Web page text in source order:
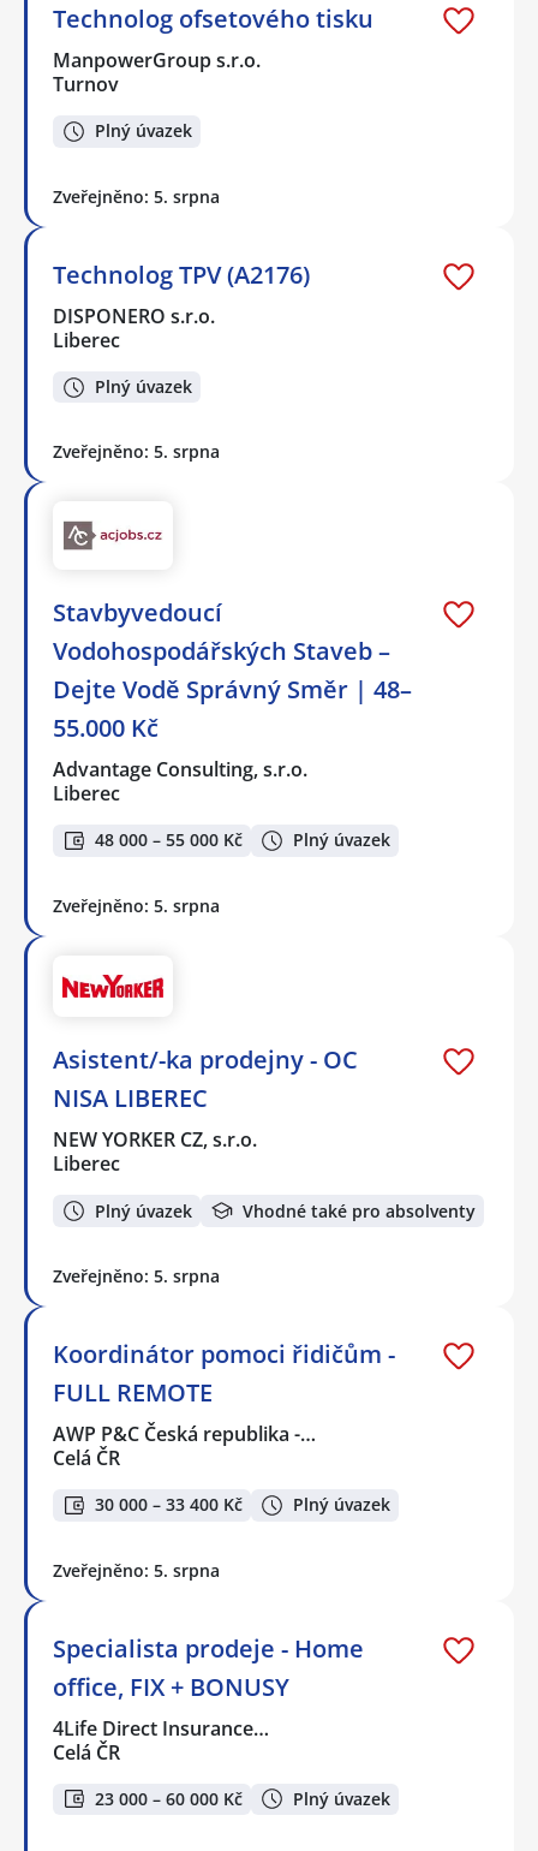
Technolog ofsetového tisku
ManpowerGroup s.r.o.
Turnov
Plný úvazek
Zveřejněno: 5. srpna
Technolog TPV (A2176)
DISPONERO s.r.o.
Liberec
Plný úvazek
Zveřejněno: 5. srpna
Stavbyvedoucí
Vodohospodářských Staveb –
Dejte Vodě Správný Směr | 48–
55.000 Kč
Advantage Consulting, s.r.o.
Liberec
48 000 – 55 000 Kč Plný úvazek
Zveřejněno: 5. srpna
Asistent/-ka prodejny - OC
NISA LIBEREC
NEW YORKER CZ, s.r.o.
Liberec
Plný úvazek Vhodné také pro absolventy
Zveřejněno: 5. srpna
Koordinátor pomoci řidičům -
FULL REMOTE
AWP P&C Česká republika -…
Celá ČR
30 000 – 33 400 Kč Plný úvazek
Zveřejněno: 5. srpna
Specialista prodeje - Home
office, FIX + BONUSY
4Life Direct Insurance…
Celá ČR
23 000 – 60 000 Kč Plný úvazek